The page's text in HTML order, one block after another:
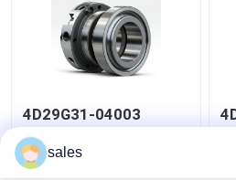
4D29G31-04003
Второе сжатие
кольца для
вертодрома 3,5
sales